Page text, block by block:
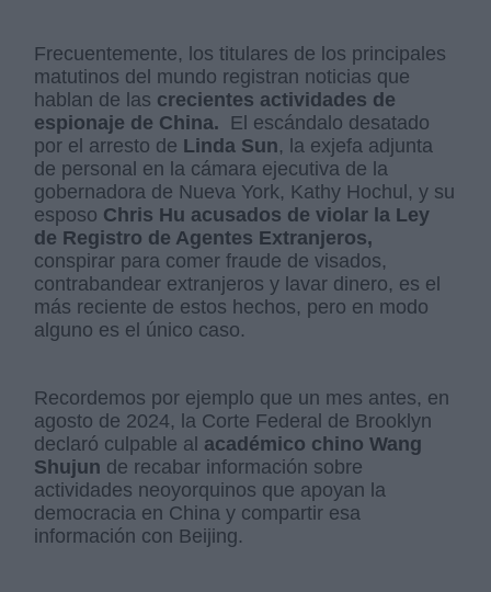
Frecuentemente, los titulares de los principales
matutinos del mundo registran noticias que
hablan de las crecientes actividades de
espionaje de China. El escándalo desatado
por el arresto de Linda Sun, la exjefa adjunta
de personal en la cámara ejecutiva de la
gobernadora de Nueva York, Kathy Hochul, y su
esposo Chris Hu acusados de violar la Ley
de Registro de Agentes Extranjeros,
conspirar para comer fraude de visados,
contrabandear extranjeros y lavar dinero, es el
más reciente de estos hechos, pero en modo
alguno es el único caso.
Recordemos por ejemplo que un mes antes, en
agosto de 2024, la Corte Federal de Brooklyn
declaró culpable al académico chino Wang
Shujun de recabar información sobre
actividades neoyorquinos que apoyan la
democracia en China y compartir esa
información con Beijing.